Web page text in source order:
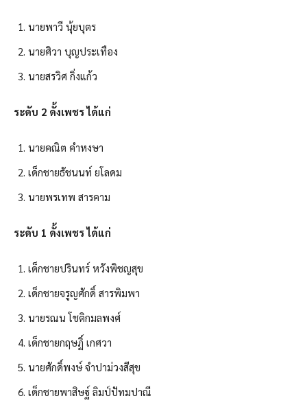
นายพาวี นุ้ยบุตร
นายศิวา บุญประเทือง
นายสรวิศ กิ่งแก้ว
ระดับ 2 ดั้งเพชร ได้แก่
นายคณิต คำหงษา
เด็กชายธัชนนท์ ยโลดม
นายพรเทพ สารคาม
ระดับ 1 ดั้งเพชร ได้แก่
เด็กชายปรินทร์ หวังพิชญสุข
เด็กชายจรูญศักดิ์ สารพิมพา
นายรณน โชติกมลพงศ์
เด็กชายกฤษฏิ์ เกศวา
นายศักดิ์พงษ์ จำปาม่วงสีสุข
เด็กชายพาสิษฐ์ ลิมป์ปัทมปาณี